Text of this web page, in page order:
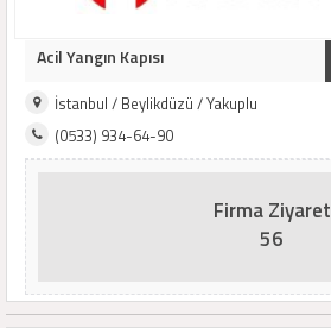
Acil Yangın Kapısı
İstanbul / Beylikdüzü / Yakuplu
(0533) 934-64-90
Firma Ziyaret
56